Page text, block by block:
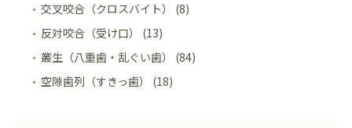
交叉咬合（クロスバイト） (8)
反対咬合（受け口） (13)
叢生（八重歯・乱ぐい歯） (84)
空隙歯列（すきっ歯） (18)